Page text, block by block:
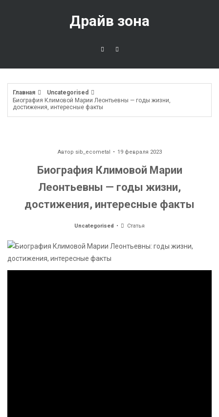
Драйв зона
Главная
Uncategorised
Биография Климовой Марии Леонтьевны — годы жизни,
достижения, интересные факты
Автор sib_ecometal 19 февраля 2023
Биография Климовой Марии
Леонтьевны — годы жизни,
достижения, интересные факты
Uncategorised Статья